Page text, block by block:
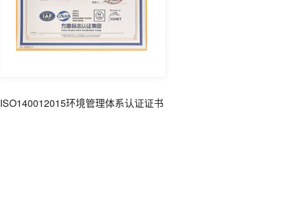
ISO140012015环境管理体系认证证书